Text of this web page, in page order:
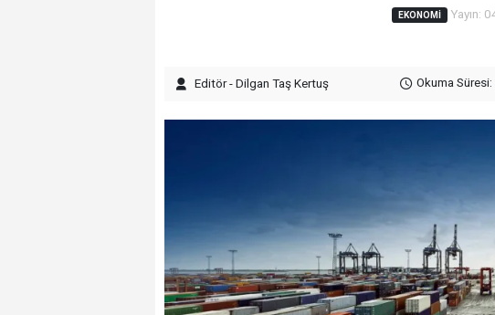
EKONOMI Yayın:
Editör - Dilgan Taş Kertuş Okuma